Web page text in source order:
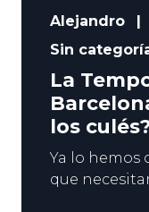
Alejandro
Sin
La
los
Ya lo hemos
que
tenemos